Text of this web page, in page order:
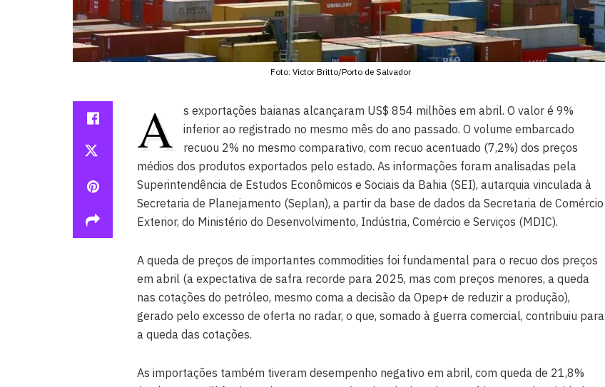
Foto: Victor Britto/Porto de Salvador
A
s exportações baianas alcançaram US$ 854 milhões em abril. O valor é 9%
inferior ao registrado no mesmo mês do ano passado. O volume embarcado
recuou 2% no mesmo comparativo, com recuo acentuado (7,2%) dos preços
médios dos produtos exportados pelo estado. As informações foram analisadas pela
Superintendência de Estudos Econômicos e Sociais da Bahia (SEI), autarquia vinculada à
Secretaria de Planejamento (Seplan), a partir da base de dados da Secretaria de Comércio
Exterior, do Ministério do Desenvolvimento, Indústria, Comércio e Serviços (MDIC).
A queda de preços de importantes commodities foi fundamental para o recuo dos preços
em abril (a expectativa de safra recorde para 2025, mas com preços menores, a queda
nas cotações do petróleo, mesmo coma a decisão da Opep+ de reduzir a produção),
gerado pelo excesso de oferta no radar, o que, somado à guerra comercial, contribuiu para
a queda das cotações.
As importações também tiveram desempenho negativo em abril, com queda de 21,8%